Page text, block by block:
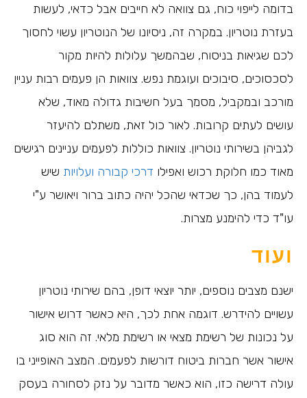
בדומה לייפוי כוח, גם צוואה לא חייבים אבל כדאי, לעשות
בעזרת נוטריון. במקרה זה, ניסיונו של הנוטריון עשוי לחסוך
לכם שגיאות בניסוח, שבהמשך עלולות להיות מקור
לסכסוכים, סיבוכים ועוגמת נפש. צוואות הן פעמים רבות עניין
מורכב ובמקביל, מסמך בעל חשיבות גדולה מאוד, שלא
עושים לעתים קרובות. לאור כול זאת, משתלם להיעזר
לגביהן בשירותי נוטריון. צוואות כוללות לפעמים עניינים רגישים
מאוד כמו חלוקת רכוש ואפילו דרכי קבורה ועלויות שיש
לעמוד בהן, כך שכדאי שהכל יהיה כתוב ברור ויאושר ע"י
עו"ד כדי להימנע מצרות.
ועוד
ישנם מצבים נוספים, יותר יוצאי דופן, בהם שירותי נוטריון
עשויים להידרש. דוגמה אחת לכך, היא כאשר דרוש אישור
על נכונות של רשימת מצאי או רשימת מלאי. זה הוא סוג
אישור אשר חברות ביטוח דורשות לפעמים. המצב האופייני בו
עולה דרישה כזו, הוא כאשר מדובר על נזק לסחורה בעסק